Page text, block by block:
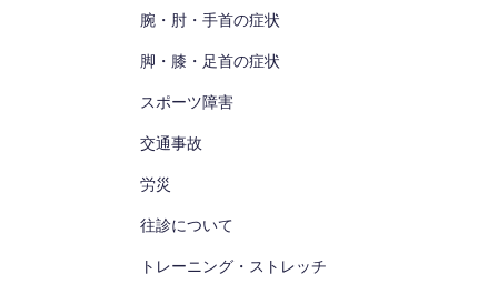
腕・肘・手首の症状
脚・膝・足首の症状
スポーツ障害
交通事故
労災
往診について
トレーニング・ストレッチ